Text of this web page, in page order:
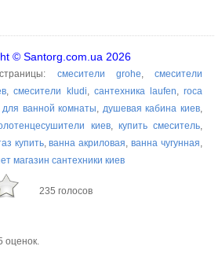
© Santorg.com.ua 2026
смесители grohe,смесители
,смесители kludi, сантехника laufen,roca
для ванной комнаты, душевая кабина киев,
киев, купить смеситель,
купить,ванна акриловая,ванна чугунная,
магазин сантехники киев
235 голосов
оценок.